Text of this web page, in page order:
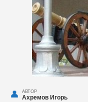
АВТОР
Ахремов Игорь